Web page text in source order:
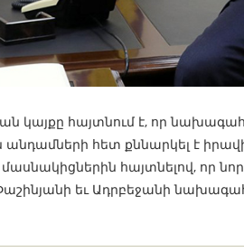
կայքը հայտնում է, որ
հետ քննարկել է
հայտնելով, որ
եւ Ադրբեջանի նախագահ